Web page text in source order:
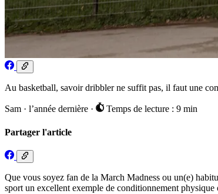
Au basketball, savoir dribbler ne suffit pas, il faut une
Sam · l’année dernière · Temps de lecture : 9 min
Partager l'article
Que vous soyez fan de la March Madness ou un(e)
sport un excellent exemple de conditionnement physique